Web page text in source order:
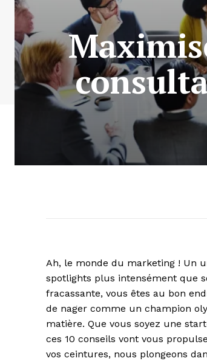
Ah, le monde du marketing ! Un
spotlights plus intensément que
fracassante, vous êtes au bon
de nager comme un champion
matière. Que vous soyez une
ces 10 conseils vont vous
vos ceintures, nous plongeons